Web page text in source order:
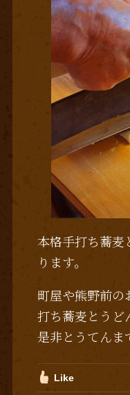
本格手打ち蕎麦
ります。
町屋や熊野前の
打ち蕎麦とうど
是非とうてんま
Like